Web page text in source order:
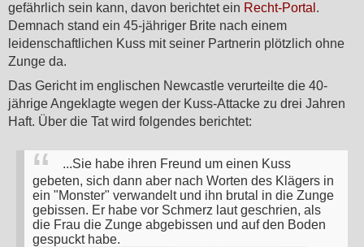
gefährlich sein kann, davon berichtet ein Recht-Portal .
Demnach stand ein 45-jähriger Brite nach einem
leidenschaftlichen Kuss mit seiner Partnerin plötzlich ohne
Zunge da.
Das Gericht im englischen Newcastle verurteilte die 40-
jährige Angeklagte wegen der Kuss-Attacke zu drei Jahren
Haft. Über die Tat wird folgendes berichtet:
...Sie habe ihren Freund um einen Kuss
gebeten, sich dann aber nach Worten des Klägers in
ein "Monster" verwandelt und ihn brutal in die Zunge
gebissen. Er habe vor Schmerz laut geschrien, als
die Frau die Zunge abgebissen und auf den Boden
gespuckt habe.